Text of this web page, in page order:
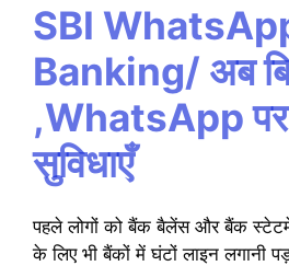
SBI
Banking/ अब
,WhatsApp पर
सुविधाएँ
पहले लोगों को बैंक बैलेंस और बैंक
के लिए भी बैंकों में घंटों लाइन लगानी